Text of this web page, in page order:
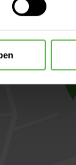
widerrufen.